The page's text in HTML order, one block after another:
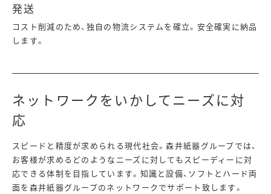
発送
コスト削減のため、独自の物流システムを確立。安全確実に納品
します。
ネットワークをいかしてニーズに対
応
スピードと精度が求められる現代社会。森井紙器グループでは、
お客様が求めるどのようなニーズに対してもスピーディーに対
応できる体制を目指しています。知識と設備、ソフトとハード両
面を森井紙器グループのネットワークでサポート致します。